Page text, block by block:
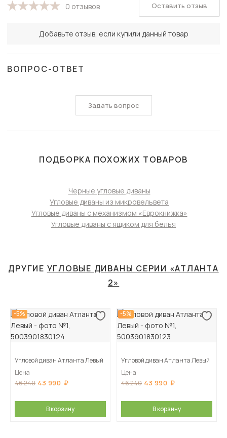
0 отзывов
Добавьте отзыв, если купили данный товар
Оставить отзыв
ВОПРОС-ОТВЕТ
Задать вопрос
ПОДБОРКА ПОХОЖИХ ТОВАРОВ
Черные угловые диваны
Угловые диваны из микровельвета
Угловые диваны с механизмом «Еврокнижка»
Угловые диваны с ящиком для белья
ДРУГИЕ УГЛОВЫЕ ДИВАНЫ СЕРИИ «АТЛАНТА
2»
-5%
Угловой диван Атланта Левый
Цена
46 240 43 990
В корзину
-5%
Угловой диван Атланта Левый
Цена
46 240 43 990
В корзину